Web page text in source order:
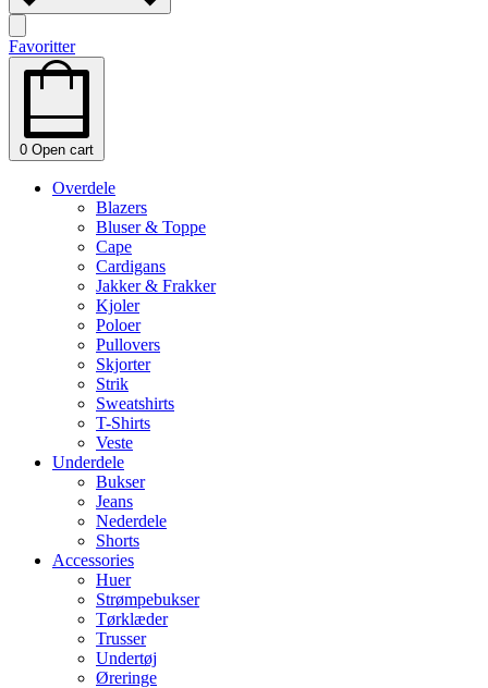
Favoritter
0 Open cart
Overdele
Blazers
Bluser & Toppe
Cape
Cardigans
Jakker & Frakker
Kjoler
Poloer
Pullovers
Skjorter
Strik
Sweatshirts
T-Shirts
Veste
Underdele
Bukser
Jeans
Nederdele
Shorts
Accessories
Huer
Strømpebukser
Tørklæder
Trusser
Undertøj
Øreringe